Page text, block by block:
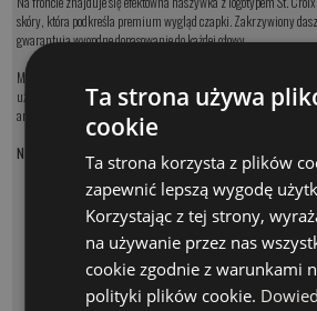
skóry, która podkreśla premium wygląd czapki. Zakrzywiony
gwarantują wygodne dopasowanie do każdej głowy.
Model CMESHBR świetnie sprawdzi się zarówno podczas
użytkowania. To idealne połączenie wygody, funkcjonalności i
amerykańskim outdoor lifestyle.
Najważniejsze cechy:
model: CMESHBR
oryginalna czapka St. Croix
fason trucker z przewiewną siatką
retro design
logotyp na naszywce imitującej nubukową skórę
regulowane zapięcie snapback
lekka i wygodna konstrukcja
Ta strona używa
cookie
Ta strona korzysta z plików
zapewnić lepszą wygodę
Korzystając z tej strony,
na używanie przez nas
cookie zgodnie z warunkami
polityki plików cookie.